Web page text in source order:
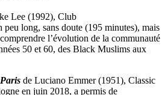
Lee (1992), Club
long, sans doute (195 minutes), mais
l’évolution de la communauté
50 et 60, des Black Muslims aux
de Luciano Emmer (1951), Classic
en juin 2018, a permis de